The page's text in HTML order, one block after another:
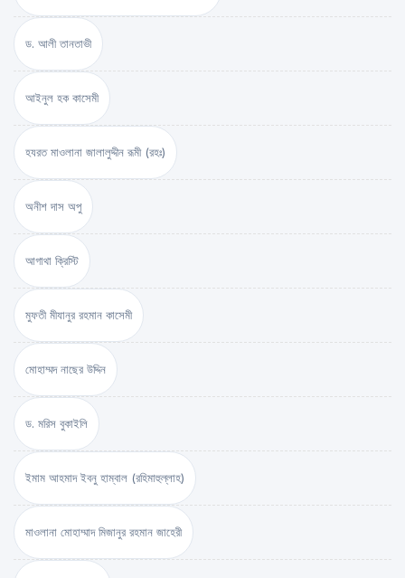
ড. আলী তানতাভী
আইনুল হক কাসেমী
হযরত মাওলানা জালালুদ্দীন রূমী (রহঃ)
অনীশ দাস অপু
আগাথা ক্রিস্টি
মুফতী মীযানুর রহমান কাসেমী
মোহাম্মদ নাছের উদ্দিন
ড. মরিস বুকাইলি
ইমাম আহমাদ ইবনু হাম্বাল (রহিমাহুল্লাহ)
মাওলানা মোহাম্মাদ মিজানুর রহমান জাহেরী